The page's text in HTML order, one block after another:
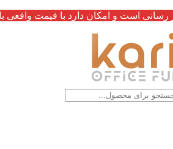
است و امکان دارد با قیمت واقعی